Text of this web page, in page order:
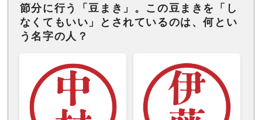
節分に行う「豆まき」。この豆まきを「し
なくてもいい」とされているのは、何とい
う名字の人？